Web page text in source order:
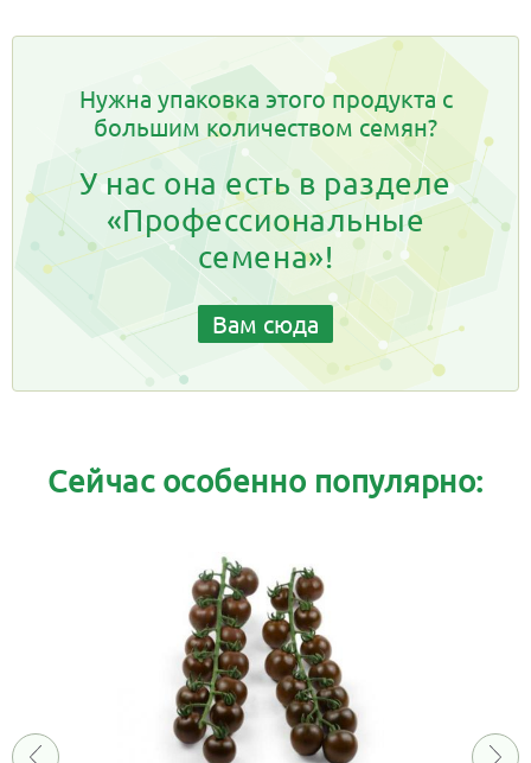
Нужна упаковка этого продукта с
большим количеством семян?
У нас она есть в разделе
«Профессиональные
семена»!
Вам сюда
Сейчас особенно популярно: